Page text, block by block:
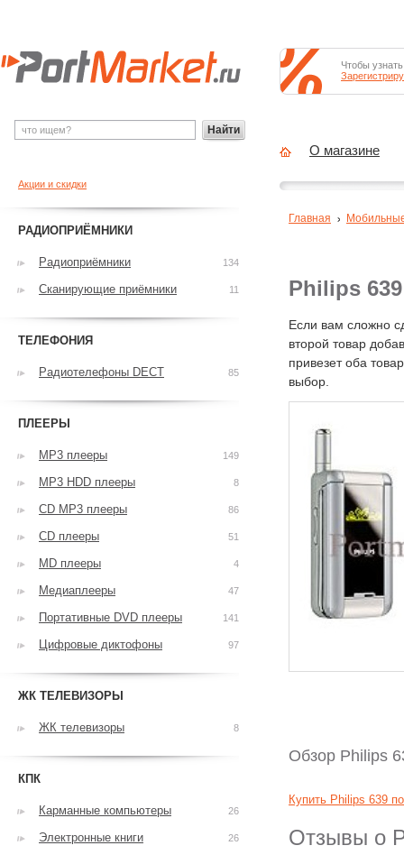
Philips
Если вам сложно
второй товар
привезет оба
выбор.
Обзор Philips
Купить Philips 639
Отзывы о
Главная
Акции и скидки
РАДИОПРИЁМНИКИ
Радиоприёмники 134
Сканирующие приёмники 11
ТЕЛЕФОНИЯ
Радиотелефоны DECT 85
ПЛЕЕРЫ
MP3 плееры 149
MP3 HDD плееры 8
CD MP3 плееры 86
CD плееры 51
MD плееры 4
Медиаплееры 47
Портативные DVD плееры 141
Цифровые диктофоны 97
ЖК ТЕЛЕВИЗОРЫ
ЖК телевизоры 8
КПК
Карманные компьютеры 26
Электронные книги 26
Найти
Чтобы
О магазине